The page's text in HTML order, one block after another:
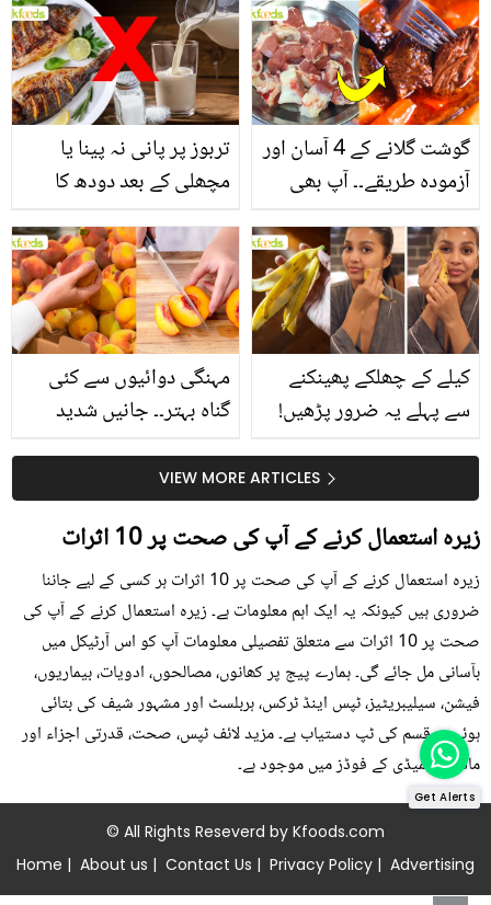
انگیز طبی فوائد
تربوز پر پانی نہ پینا یا
مچھلی کے بعد دودھ کا
سے متعلق غلط فہمیوں کی
حقیقت کیا ہے اور افواہ
کیا؟
گوشت گلانے کے 4 آسان اور
آزمودہ طریقے۔۔ آپ بھی
بتائے راز
مہنگی دوائیوں سے کئی
گناہ بہتر۔۔ جانیں شدید
کیوں کھانا چاہیے؟
کیلے کے چھلکے پھینکنے
سے پہلے یہ ضرور پڑھیں!
سستا اور قدرتی حلVIEW MORE ARTICLES
زیرہ استعمال کرنے کے آپ کی صحت پر 10 اثرات
زیرہ استعمال کرنے کے آپ کی صحت پر 10 اثرات ہر کسی کے لیے جاننا
ضروری ہیں کیونکہ یہ ایک اہم معلومات ہے۔ زیرہ استعمال کرنے کے آپ کی
صحت پر 10 اثرات سے متعلق تفصیلی معلومات آپ کو اس آرٹیکل میں
بآسانی مل جائے گی۔ ہمارے پیج پر کھانوں، مصالحوں، ادویات، بیماریوں،
فیشن، سیلیبریٹیز، ٹپس اینڈ ٹرکس، ہربلسٹ اور مشہور شیف کی بتائی
ہوئی ہر قسم کی ٹپ دستیاب ہے۔ مزید لائف ٹپس، صحت، قدرتی اجزاء اور
ماڈرن ریمیڈی کے فوڈز میں موجود ہے۔
© All Rights Reseverd by Kfoods.com
Home | About us | Contact Us | Privacy Policy | Advertising
Get Alerts